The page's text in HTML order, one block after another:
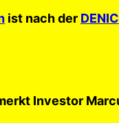
ist nach der DENIC
Investor